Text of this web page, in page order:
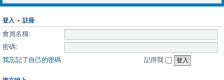
登入 • 註冊
會員名稱:
密碼:
我忘記了自己的密碼
記得我